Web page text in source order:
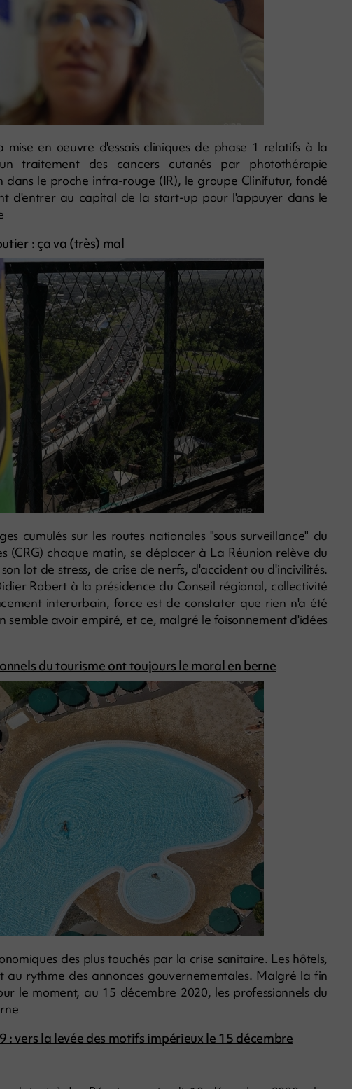
mise en oeuvre d'essais cliniques de phase 1 relatifs à la
traitement des cancers cutanés par photothérapie
le proche infra-rouge (IR), le groupe Clinifutur, fondé
d'entrer au capital de la start-up pour l'appuyer dans le
: ça va (très) mal
cumulés sur les routes nationales "sous surveillance" du
(CRG) chaque matin, se déplacer à La Réunion relève du
lot de stress, de crise de nerfs, d'accident ou d'incivilités.
Robert à la présidence du Conseil régional, collectivité
interurbain, force est de constater que rien n'a été
semble avoir empiré, et ce, malgré le foisonnement d'idées
du tourisme ont toujours le moral en berne
des plus touchés par la crise sanitaire. Les hôtels,
au rythme des annonces gouvernementales. Malgré la fin
le moment, au 15 décembre 2020, les professionnels du
: vers la levée des motifs impérieux le 15 décembre